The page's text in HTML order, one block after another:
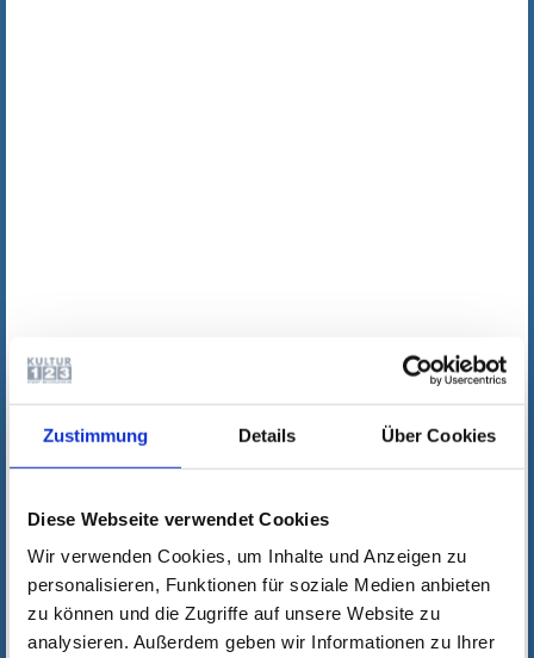
Zustimmung Details Über Cookies
Diese Webseite verwendet Cookies
Wir verwenden Cookies, um Inhalte und Anzeigen zu
personalisieren, Funktionen für soziale Medien anbieten
zu können und die Zugriffe auf unsere Website zu
analysieren. Außerdem geben wir Informationen zu Ihrer